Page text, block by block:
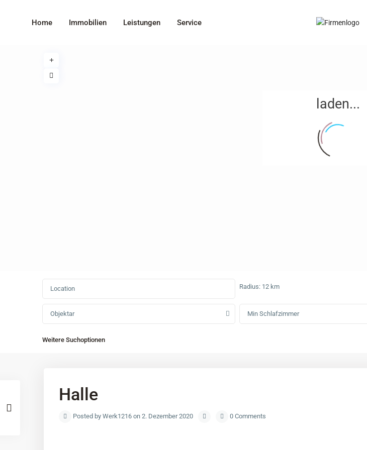
Home Immobilien Leistungen Service
laden...
Radius: 12 km
Objektar Min Schlafzimmer
Weitere Suchoptionen
Halle
Posted by Werk1216 on 2. Dezember 2020 0 Comments